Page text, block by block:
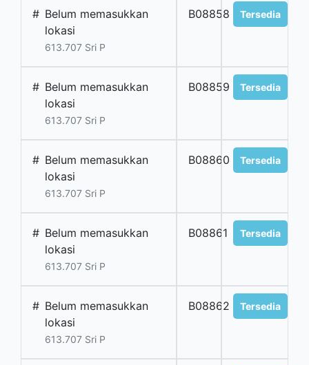
# Belum memasukkan
lokasi
613.707 Sri P
B08858 Tersedia
# Belum memasukkan
lokasi
613.707 Sri P
B08859 Tersedia
# Belum memasukkan
lokasi
613.707 Sri P
B08860 Tersedia
# Belum memasukkan
lokasi
613.707 Sri P
B08861 Tersedia
# Belum memasukkan
lokasi
613.707 Sri P
B08862 Tersedia